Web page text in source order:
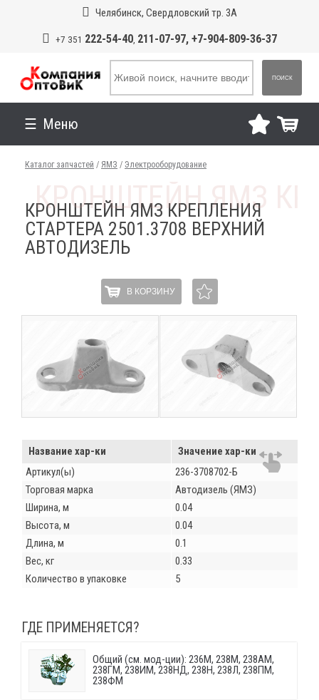
Челябинск, Свердловский тр. 3А
+7 351 222-54-40, 211-07-97, +7-904-809-36-37
ПОИСК
Меню
Каталог запчастей / ЯМЗ / Электрооборудование
КРОНШТЕЙН ЯМЗ КРЕПЛЕНИЯ
СТАРТЕРА 2501.3708 ВЕРХНИЙ
АВТОДИЗЕЛЬ
В КОРЗИНУ
Название хар-ки
Значение хар-ки
Артикул(ы)
236-3708702-Б
Торговая марка
Автодизель (ЯМЗ)
Ширина, м
0.04
Высота, м
0.04
Длина, м
0.1
Вес, кг
0.33
Количество в упаковке
5
ГДЕ ПРИМЕНЯЕТСЯ?
Общий (см. мод-ции): 236М, 238М, 238АМ,
238ГМ, 238ИМ, 238НД, 238Н, 238Л, 238ПМ,
238ФМ